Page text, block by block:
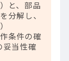
と、部品
分解し、
条件の確
当性確